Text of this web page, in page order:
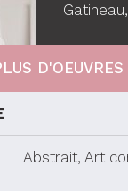
Abstrait, Art